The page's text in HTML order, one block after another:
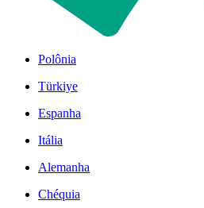
Polônia
Türkiye
Espanha
Itália
Alemanha
Chéquia